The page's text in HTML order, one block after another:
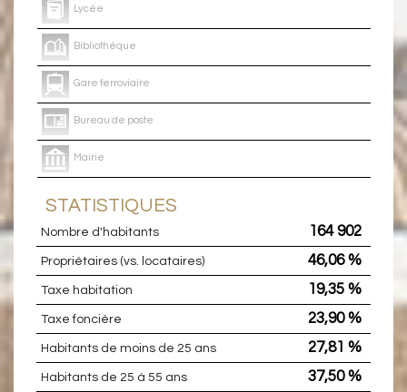
Lycée
Bibliothèque
Gare ferroviaire
Bureau de poste
Mairie
STATISTIQUES
Nombre d'habitants 164 902
Propriétaires (vs. locataires) 46,06 %
Taxe habitation 19,35 %
Taxe foncière 23,90 %
Habitants de moins de 25 ans 27,81 %
Habitants de 25 à 55 ans 37,50 %